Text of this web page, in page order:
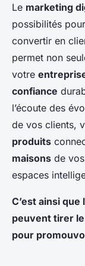
Le marketing
possibilités
convertir en
permet non
votre
confiance
l’écoute des
de vos clients,
produits
maisons de vos
espaces
C’est ainsi
peuvent tirer
pour